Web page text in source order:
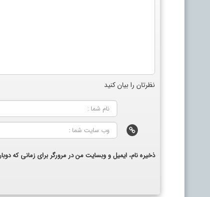
نظرتان را بیان کنید
ذخیره نام، ایمیل و وبسایت من در مرورگر برای زمانی که